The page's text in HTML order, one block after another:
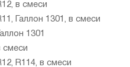
в смеси
Галлон 1301, в смеси
Галлон 1301
смеси
R114, в смеси